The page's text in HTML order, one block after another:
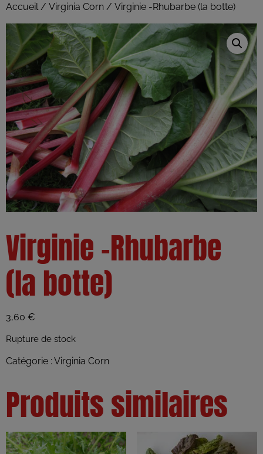
Accueil/ Virginia Corn / Virginie -Rhubarbe (la botte)
Virginie -Rhubarbe
(la botte)
3,60 €
Rupture de stock
Catégorie : Virginia Corn
Produits similaires